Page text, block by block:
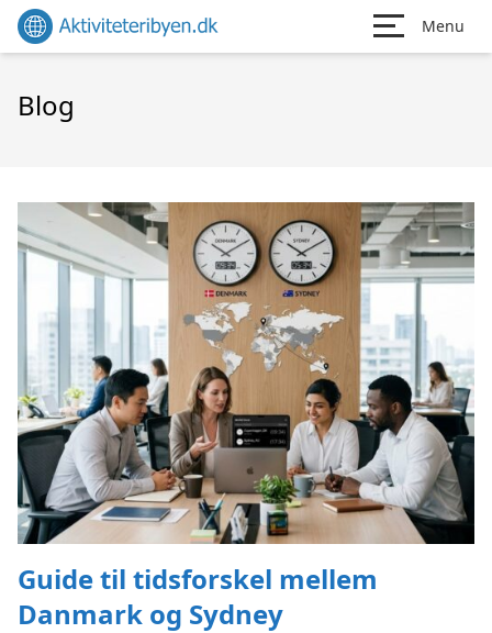
Menu
Blog
Guide til tidsforskel mellem
Danmark og Sydney